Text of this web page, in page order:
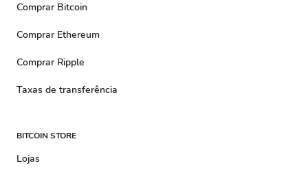
Comprar Bitcoin
Comprar Ethereum
Comprar Ripple
Taxas de transferência
BITCOIN STORE
Lojas